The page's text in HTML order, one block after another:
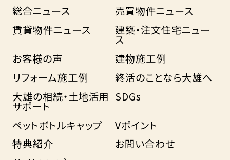
総合ニュース
売買物件ニュース
賃貸物件ニュース
建築・注文住宅ニュー
ス
お客様の声
建物施工例
リフォーム施工例
終活のことなら大雄へ
大雄の相続・土地活用
サポート
SDGs
ペットボトルキャップ
Vポイント
特典紹介
お問い合わせ